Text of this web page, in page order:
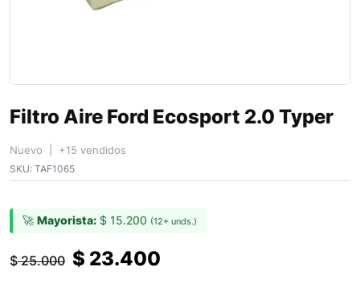
Filtro Aire Ford Ecosport 2.0 Typer
Nuevo | +15 vendidos
SKU: TAF1065
🚀 Mayorista: $ 15.200 (12+ unds.)
$25.000 $ 23.400